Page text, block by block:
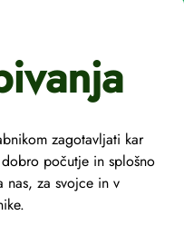
zagotavljati kar
počutje in splošno
nas, za svojce in v